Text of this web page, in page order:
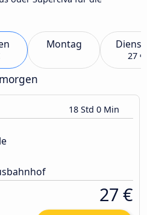
Montag
27 €
18 Std 0 Min
27 €